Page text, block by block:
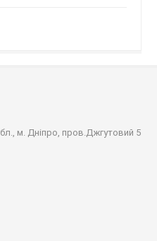
м. Дніпро, пров.Джгутовий 5